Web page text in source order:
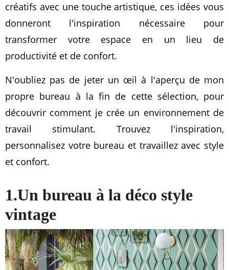
créatifs avec une touche artistique, ces idées vous
donneront l'inspiration nécessaire pour
transformer votre espace en un lieu de
productivité et de confort.
N'oubliez pas de jeter un œil à l'aperçu de mon
propre bureau à la fin de cette sélection, pour
découvrir comment je crée un environnement de
travail stimulant. Trouvez l'inspiration,
personnalisez votre bureau et travaillez avec style
et confort.
1.Un bureau à la déco style
vintage